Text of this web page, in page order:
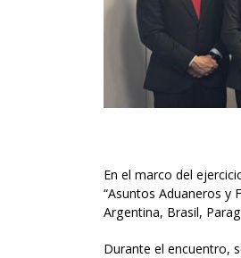
En el marco del
“Asuntos Aduaneros y
Argentina, Brasil,
Durante el encuentro,